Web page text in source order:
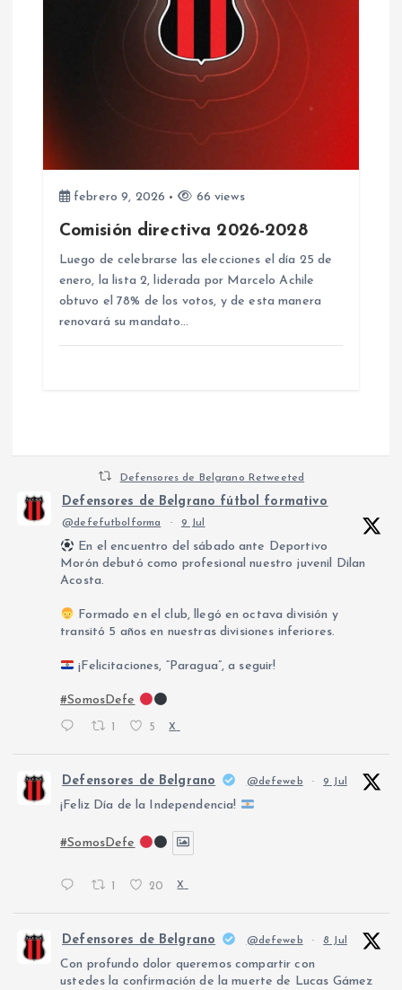
a
d
febrero 9, 2026 66 views
Comisión directiva 2026-2028
Luego de celebrarse las elecciones el día 25 de
enero, la lista 2, liderada por Marcelo Achile
obtuvo el 78% de los votos, y de esta manera
renovará su mandato…
Defensores de Belgrano Retweeted
Defensores de Belgrano fútbol formativo
@defefutbolforma · 9 Jul
En el encuentro del sábado ante Deportivo
Morón debutó como profesional nuestro juvenil Dilan
Acosta.
Formado en el club, llegó en octava división y
transitó 5 años en nuestras divisiones inferiores.
¡Felicitaciones, “Paragua”, a seguir!
#SomosDefe
5 X
Defensores de Belgrano @defeweb · 9 Jul
¡Feliz Día de la Independencia!
#SomosDefe
1 20 X
Defensores de Belgrano @defeweb · 8 Jul
Con profundo dolor queremos compartir con
ustedes la confirmación de la muerte de Lucas Gámez